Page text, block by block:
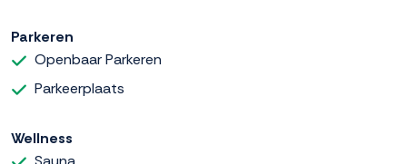
Parkeren
Openbaar Parkeren
Parkeerplaats
Wellness